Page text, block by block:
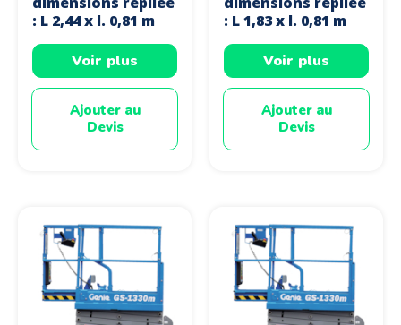
: L 2,44 x l. 0,81 m
Voir plus
Ajouter au
Devis
: L 1,83 x l. 0,81 m
Voir plus
Ajouter au
Devis